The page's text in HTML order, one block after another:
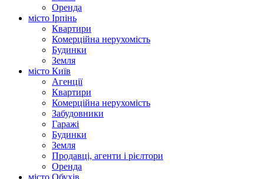
Оренда
місто Ірпінь
Квартири
Комерційна нерухомість
Будинки
Земля
місто Київ
Агенції
Квартири
Комерційна нерухомість
Забудовники
Гаражі
Будинки
Земля
Продавці, агенти і рієлтори
Оренда
місто Обухів